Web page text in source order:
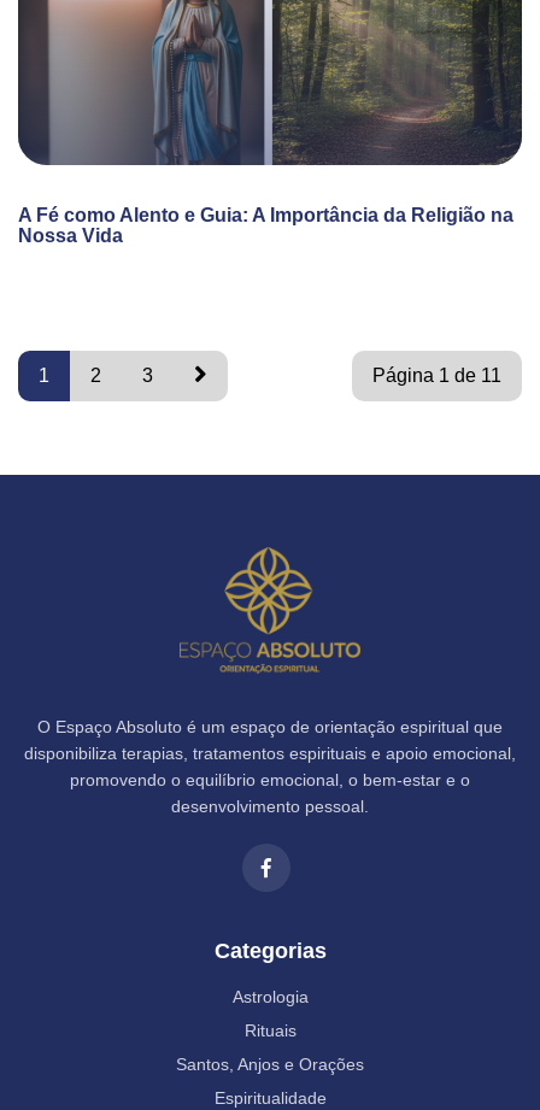
A Fé como Alento e Guia: A Importância da Religião na
Nossa Vida
1 2 3 Página 1 de 11
O Espaço Absoluto é um espaço de orientação espiritual que
disponibiliza terapias, tratamentos espirituais e apoio emocional,
promovendo o equilíbrio emocional, o bem-estar e o
desenvolvimento pessoal.
Categorias
Astrologia
Rituais
Santos, Anjos e Orações
Espiritualidade